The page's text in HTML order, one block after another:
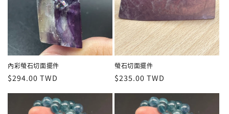
內彩螢石切面擺件
定
價
$294.00 TWD
螢石切面擺件
定
價
$235.00 TWD